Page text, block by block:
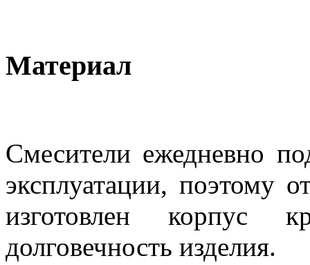
Материал
Смесители ежедневно
эксплуатации, поэтому
изготовлен корпус
долговечность изделия.